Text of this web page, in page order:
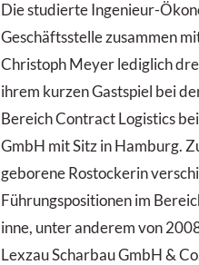
Die studierte Ingenieur-
Geschäftsstelle zusammen
Christoph Meyer lediglich
ihrem kurzen Gastspiel bei
Bereich Contract Logistics
GmbH mit Sitz in Hamburg.
geborene Rostockerin
Führungspositionen im
inne, unter anderem von
Lexzau Scharbau GmbH &